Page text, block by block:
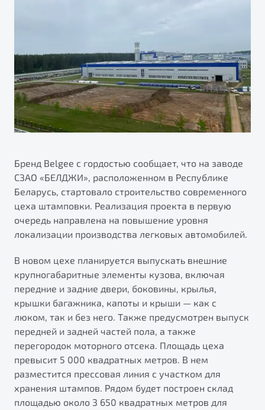
от 2 219 990 ₽*
Обзор В наличии
S50
от 1 699 990 ₽*
Обзор В наличии
X70
Страхование
Расчет КАСКО
автомобиля Belgee
Подробно
Автомобили в наличии
Тест-драйв
Автокредит
Спецпредложения
Belgee Линк
Belgee Клуб
Belgee Плюс
Реферальная программа
Помощь на дорогах
Будьте еще более уверены на дорогах с программой
"Помощь на дорогах"
Преимущества программы
Бренд Belgee с гордостью сообщает, что на заводе
СЗАО «БЕЛДЖИ», расположенном в Республике
Беларусь, стартовало строительство современного
цеха штамповки. Реализация проекта в первую
очередь направлена на повышение уровня
локализации производства легковых автомобилей.
В новом цехе планируется выпускать внешние
крупногабаритные элементы кузова, включая
передние и задние двери, боковины, крылья,
крышки багажника, капоты и крыши — как с
люком, так и без него. Также предусмотрен выпуск
передней и задней частей пола, а также
перегородок моторного отсека. Площадь цеха
превысит 5 000 квадратных метров. В нем
разместится прессовая линия с участком для
хранения штампов. Рядом будет построен склад
площадью около 3 650 квадратных метров для